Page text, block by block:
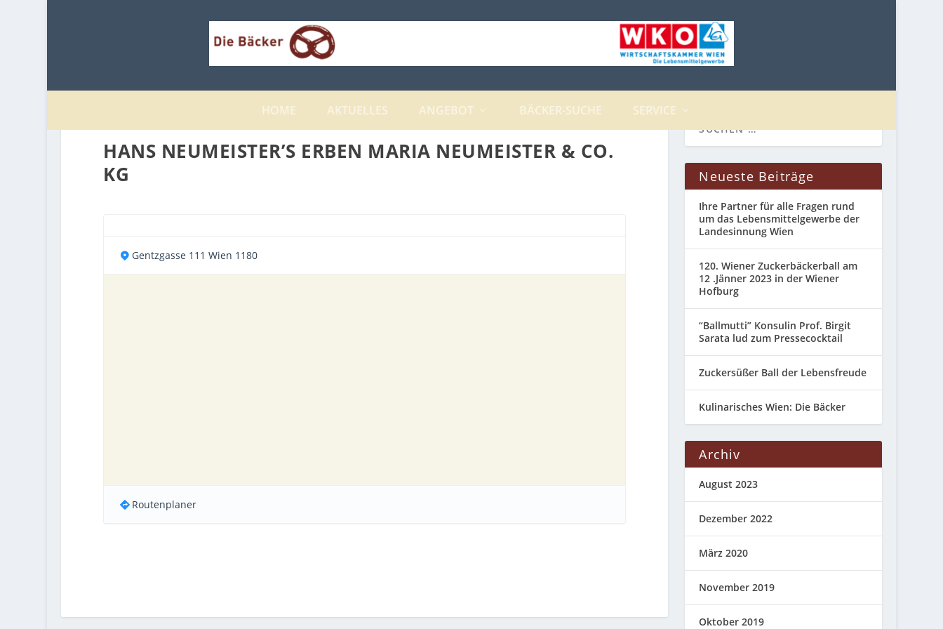
HOME AKTUELLES ANGEBOT BÄCKER-SUCHE SERVICE
HANS NEUMEISTER’S ERBEN MARIA NEUMEISTER & CO.
KG
Gentzgasse 111 Wien 1180
Routenplaner
Neueste Beiträge
Ihre Partner für alle Fragen rund
um das Lebensmittelgewerbe der
Landesinnung Wien
120. Wiener Zuckerbäckerball am
12 .Jänner 2023 in der Wiener
Hofburg
“Ballmutti” Konsulin Prof. Birgit
Sarata lud zum Pressecocktail
Zuckersüßer Ball der Lebensfreude
Kulinarisches Wien: Die Bäcker
Archiv
August 2023
Dezember 2022
März 2020
November 2019
Oktober 2019